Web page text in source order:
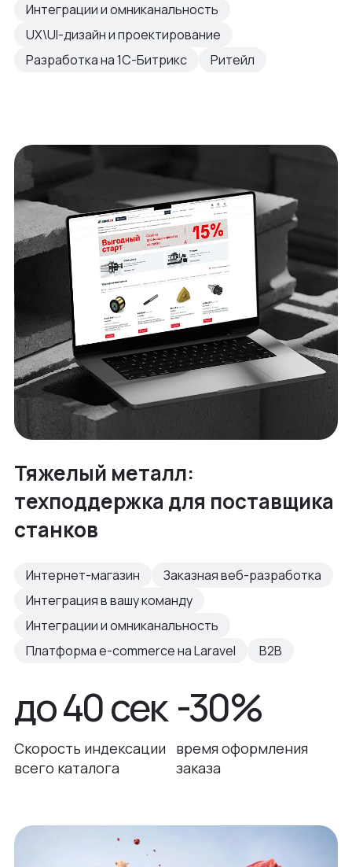
Интеграции и омниканальность
UX\UI-дизайн и проектирование
Разработка на 1С-Битрикс
Ритейл
Тяжелый металл:
техподдержка для поставщика
станков
Интернет-магазин
Заказная веб-разработка
Интеграция в вашу команду
Интеграции и омниканальность
Платформа e-commerce на Laravel
B2B
до 40 сек
Скорость индексации
всего каталога
-30%
время оформления
заказа